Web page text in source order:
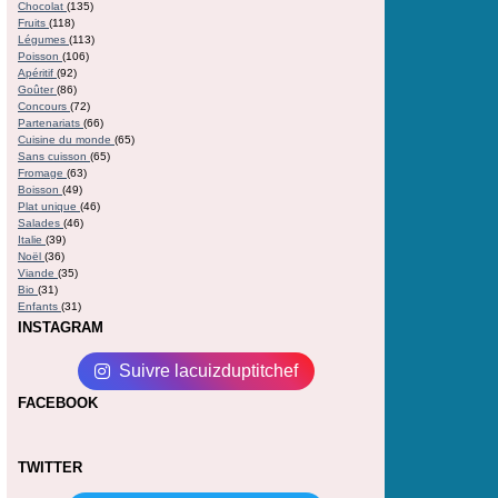
Chocolat (135)
Fruits (118)
Légumes (113)
Poisson (106)
Apéritif (92)
Goûter(86)
Concours (72)
Partenariats (66)
Cuisine du monde (65)
Sans cuisson (65)
Fromage (63)
Boisson (49)
Plat unique (46)
Salades (46)
Italie (39)
Noël (36)
Viande (35)
Bio (31)
Enfants (31)
INSTAGRAM
Suivre lacuizduptitchef
FACEBOOK
TWITTER